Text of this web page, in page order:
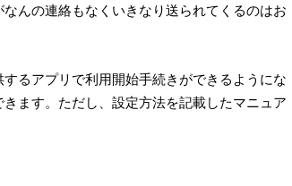
んの連絡もなくいきなり送られてくるのはお
るアプリで利用開始手続きができるようにな
ます。ただし、設定方法を記載したマニュア